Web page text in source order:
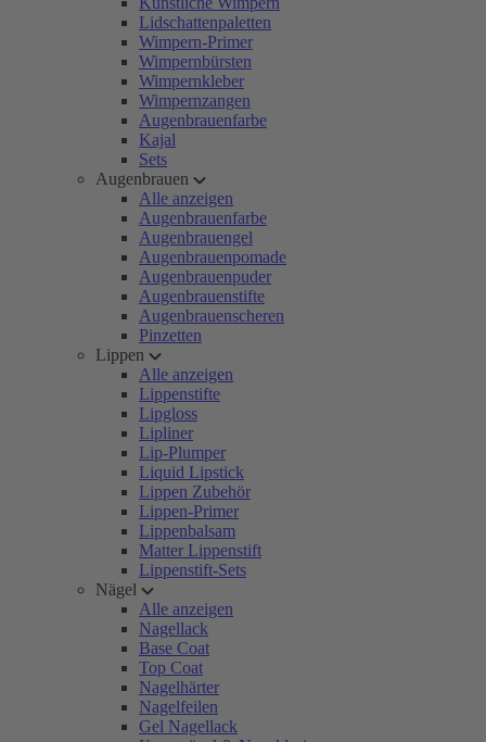
Lidschattenpaletten
Wimpern-Primer
Wimpernbürsten
Wimpernkleber
Wimpernzangen
Augenbrauenfarbe
Kajal
Sets
Augenbrauen
Alle anzeigen
Augenbrauenfarbe
Augenbrauengel
Augenbrauenpomade
Augenbrauenpuder
Augenbrauenstifte
Augenbrauenscheren
Pinzetten
Lippen
Alle anzeigen
Lippenstifte
Lipgloss
Lipliner
Lip-Plumper
Liquid Lipstick
Lippen Zubehör
Lippen-Primer
Lippenbalsam
Matter Lippenstift
Lippenstift-Sets
Nägel
Alle anzeigen
Nagellack
Base Coat
Top Coat
Nagelhärter
Nagelfeilen
Gel Nagellack